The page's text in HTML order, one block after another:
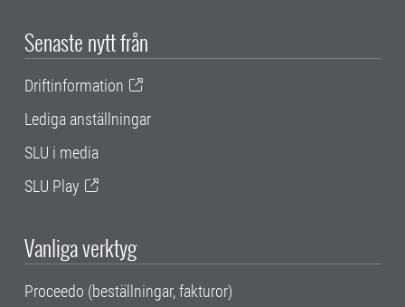
Senaste nytt från
Driftinformation
Lediga anställningar
SLU i media
SLU Play
Vanliga verktyg
Proceedo (beställningar, fakturor)